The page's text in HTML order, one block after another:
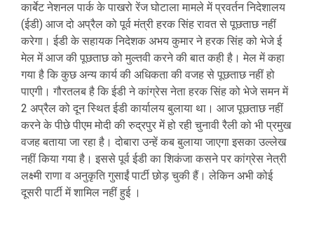
कार्बेट नेशनल पार्क के पाखरो रेंज घोटाला मामले में प्रवर्तन निदेशालय
(ईडी) आज दो अप्रैल को पूर्व मंत्री हरक सिंह रावत से पूछताछ नहीं
करेगा। ईडी के सहायक निदेशक अभय कुमार ने हरक सिंह को भेजे ई
मेल में आज की पूछताछ को मुल्तवी करने की बात कही है। मेल में कहा
गया है कि कुछ अन्य कार्य की अधिकता की वजह से पूछताछ नहीं हो
पाएगी। गौरतलब है कि ईडी ने कांग्रेस नेता हरक सिंह को भेजे समन में
2 अप्रैल को दून स्थित ईडी कार्यालय बुलाया था। आज पूछताछ नहीं
करने के पीछे पीएम मोदी की रुद्रपुर में हो रही चुनावी रैली को भी प्रमुख
वजह बताया जा रहा है। दोबारा उन्हें कब बुलाया जाएगा इसका उल्लेख
नहीं किया गया है। इससे पूर्व ईडी का शिकंजा कसने पर कांग्रेस नेत्री
लक्ष्मी राणा व अनुकृति गुसाईं पार्टी छोड़ चुकी हैं। लेकिन अभी कोई
दूसरी पार्टी में शामिल नहीं हुई ।